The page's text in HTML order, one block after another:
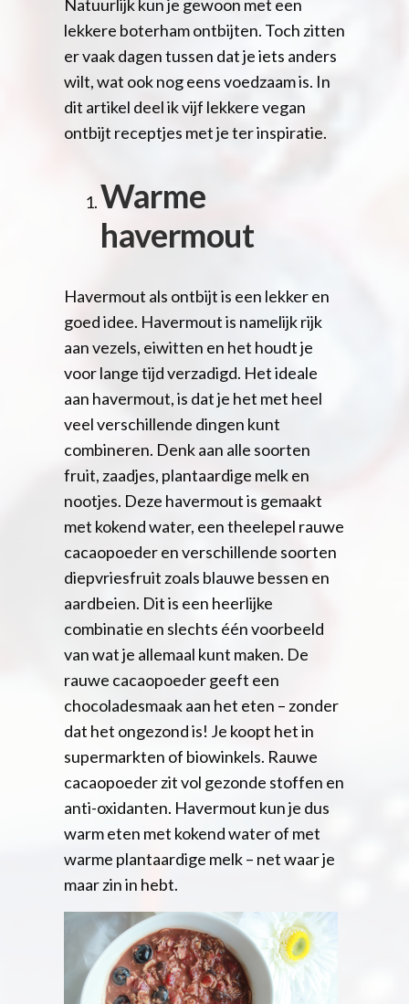
Natuurlijk kun je gewoon met een
lekkere boterham ontbijten. Toch zitten
er vaak dagen tussen dat je iets anders
wilt, wat ook nog eens voedzaam is. In
dit artikel deel ik vijf lekkere vegan
ontbijt receptjes met je ter inspiratie.
Warme
havermout
Havermout als ontbijt is een lekker en
goed idee. Havermout is namelijk rijk
aan vezels, eiwitten en het houdt je
voor lange tijd verzadigd. Het ideale
aan havermout, is dat je het met heel
veel verschillende dingen kunt
combineren. Denk aan alle soorten
fruit, zaadjes, plantaardige melk en
nootjes. Deze havermout is gemaakt
met kokend water, een theelepel rauwe
cacaopoeder en verschillende soorten
diepvriesfruit zoals blauwe bessen en
aardbeien. Dit is een heerlijke
combinatie en slechts één voorbeeld
van wat je allemaal kunt maken. De
rauwe cacaopoeder geeft een
chocoladesmaak aan het eten – zonder
dat het ongezond is! Je koopt het in
supermarkten of biowinkels. Rauwe
cacaopoeder zit vol gezonde stoffen en
anti-oxidanten. Havermout kun je dus
warm eten met kokend water of met
warme plantaardige melk – net waar je
maar zin in hebt.